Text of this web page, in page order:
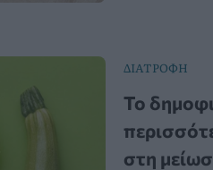
ΔΙΑΤΡΟΦΗ
Το
στη